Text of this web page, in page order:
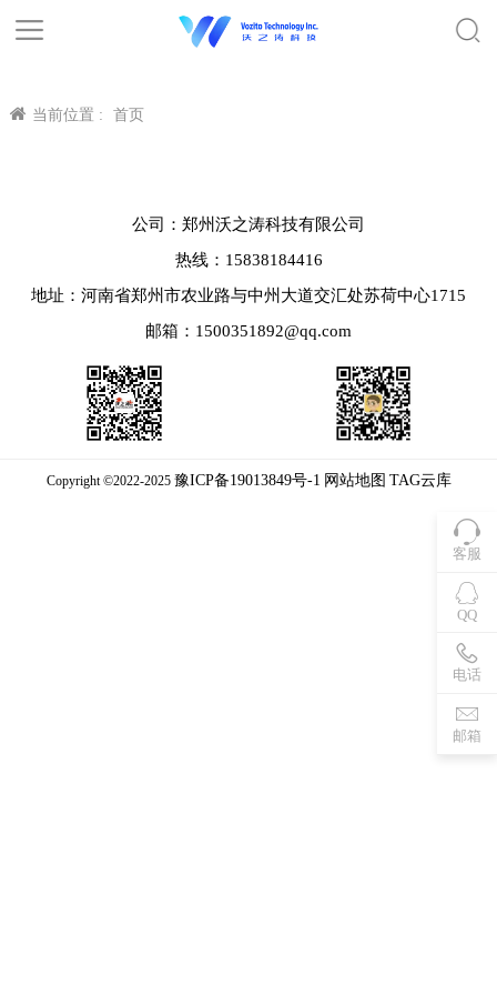
当前位置 : 首页
客服
QQ
电话
邮箱
公司：郑州沃之涛科技有限公司
热线：15838184416
地址：河南省郑州市农业路与中州大道交汇处苏荷中心1715
邮箱：1500351892@qq.com
Copyright ©2022-2025 豫ICP备19013849号-1 网站地图 TAG云库